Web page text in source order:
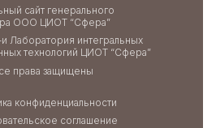
сайт генерального
ООО ЦИОТ “Сфера”
Лаборатория интегральных
технологий ЦИОТ “Сфера”
права защищены
конфиденциальности
соглашение